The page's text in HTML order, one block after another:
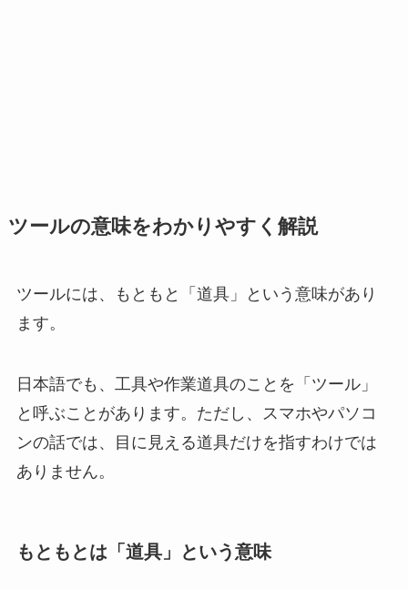
ツールの意味をわかりやすく解説
ツールには、もともと「道具」という意味があり
ます。
日本語でも、工具や作業道具のことを「ツール」
と呼ぶことがあります。ただし、スマホやパソコ
ンの話では、目に見える道具だけを指すわけでは
ありません。
もともとは「道具」という意味